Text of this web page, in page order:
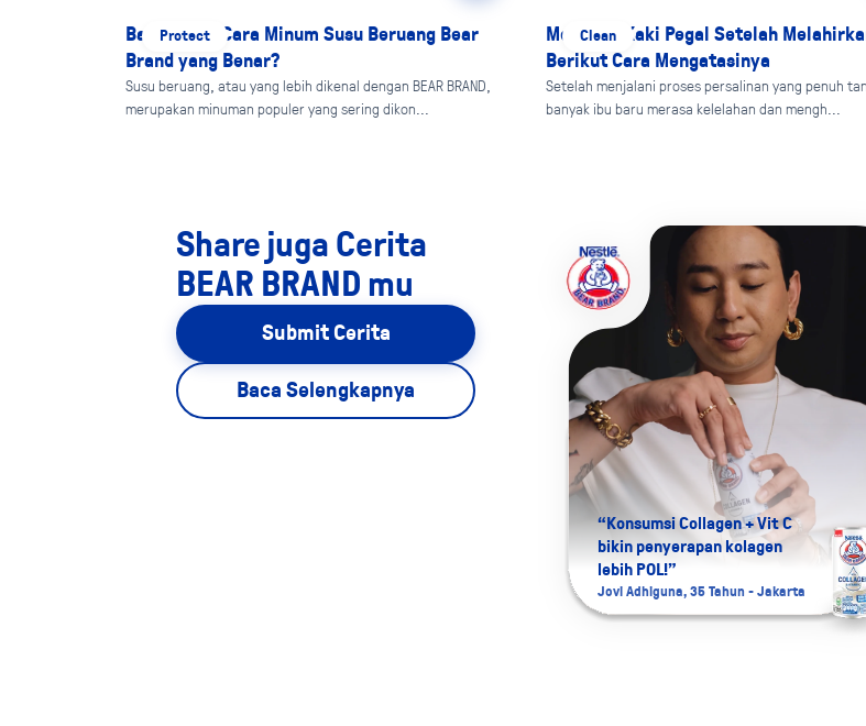
Protect
Bagaimana Cara Minum Susu Beruang Bear
Brand yang Benar?
Susu beruang, atau yang lebih dikenal dengan BEAR BRAND,
merupakan minuman populer yang sering dikon...
Clean
Mengapa Kaki Pegal Setelah
Berikut Cara Mengatasinya
Setelah menjalani proses persalinan yang penuh
banyak ibu baru merasa kelelahan dan mengh...
Share juga Cerita
BEAR BRAND mu
Submit Cerita
Baca Selengkapnya
“Konsumsi Collagen + Vit C
bikin penyerapan kolagen
lebih POL!”
Jovi Adhiguna, 35 Tahun - Jakarta